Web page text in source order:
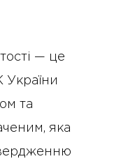
— це
України
та
яка